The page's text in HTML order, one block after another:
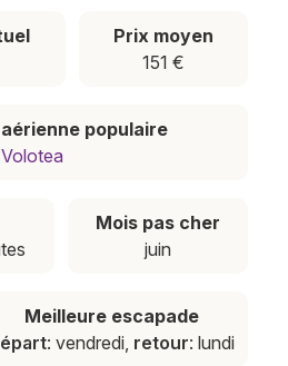
Prix moyen
151 €
populaire
Volotea
Mois pas cher
juin
Meilleure escapade
: vendredi, retour: lundi